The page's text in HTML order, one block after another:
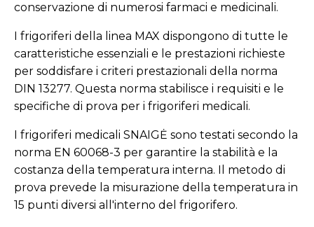
conservazione di numerosi farmaci e medicinali.
I frigoriferi della linea MAX dispongono di tutte le
caratteristiche essenziali e le prestazioni richieste
per soddisfare i criteri prestazionali della norma
DIN 13277. Questa norma stabilisce i requisiti e le
specifiche di prova per i frigoriferi medicali.
I frigoriferi medicali SNAIGĖ sono testati secondo la
norma EN 60068-3 per garantire la stabilità e la
costanza della temperatura interna. Il metodo di
prova prevede la misurazione della temperatura in
15 punti diversi all'interno del frigorifero.